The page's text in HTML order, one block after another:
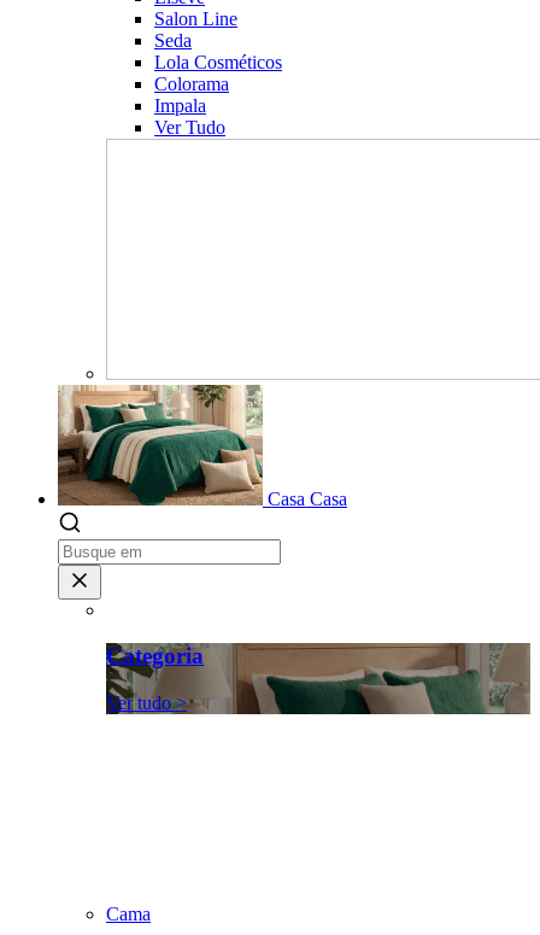
Salon Line
Seda
Lola Cosméticos
Colorama
Impala
Ver Tudo
Casa Casa
Categoria
Ver tudo >
Cama